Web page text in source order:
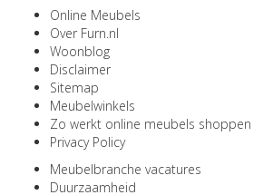
Online Meubels
Over Furn.nl
Woonblog
Disclaimer
Sitemap
Meubelwinkels
Zo werkt online meubels shoppen
Privacy Policy
Meubelbranche vacatures
Duurzaamheid